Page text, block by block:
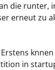
die
erneut zu
in